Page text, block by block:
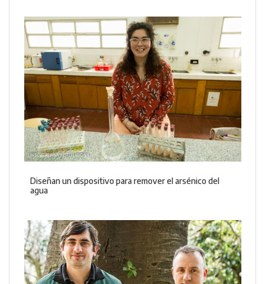
Diseñan un dispositivo para remover el arsénico del
agua